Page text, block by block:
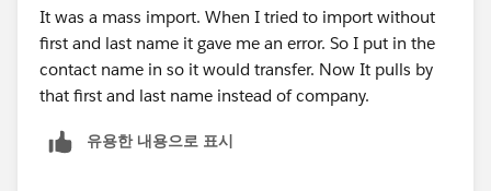
It was a mass import. When I tried to import without
first and last name it gave me an error. So I put in the
contact name in so it would transfer. Now It pulls by
that first and last name instead of company.
유용한 내용으로 표시